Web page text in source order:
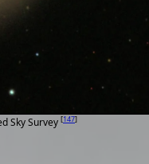
Sky Survey [147]